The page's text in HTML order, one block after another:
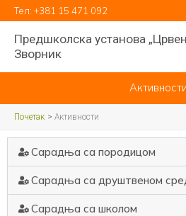
Пређи
на
садржај
Тел: +381 15 471 092
Предшколска установа
Зворник
Активности
Почетак Активности
Сарадња са породицом
Сарадња са друштвеном
Сарадња са школом